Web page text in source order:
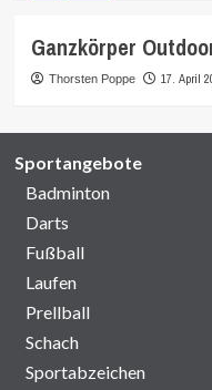
Ganzkörper
Thorsten Poppe 17. April
Sportangebote
Badminton
Darts
Fußball
Laufen
Prellball
Schach
Sportabzeichen